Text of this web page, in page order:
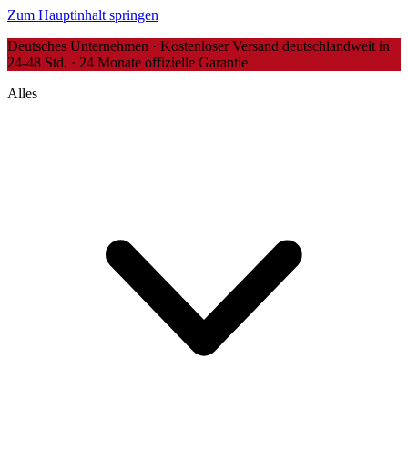
Zum Hauptinhalt springen
Deutsches Unternehmen · Kostenloser Versand deutschlandweit in
24-48 Std. · 24 Monate offizielle Garantie
Alles